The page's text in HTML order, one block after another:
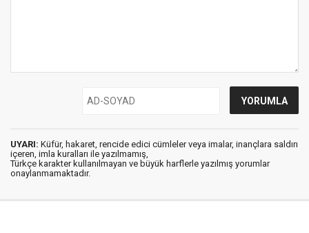
UYARI: Küfür, hakaret, rencide edici cümleler veya imalar, inançlara saldırı
içeren, imla kuralları ile yazılmamış,
Türkçe karakter kullanılmayan ve büyük harflerle yazılmış yorumlar
onaylanmamaktadır.